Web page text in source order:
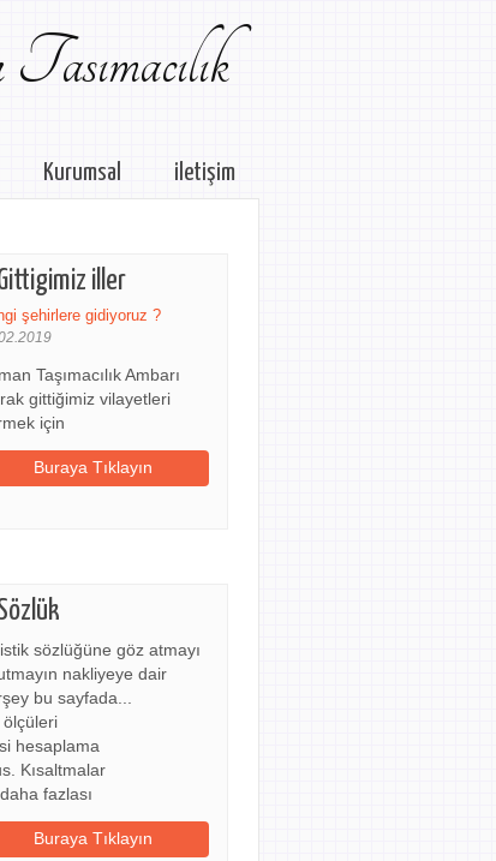
Kurumsal iletişim
iller
şehirlere gidiyoruz ?
Taşımacılık Ambarı
gittiğimiz vilayetleri
için
Buraya Tıklayın
sözlüğüne göz atmayı
nakliyeye dair
bu sayfada...
ölçüleri
hesaplama
Kısaltmalar
fazlası
Buraya Tıklayın